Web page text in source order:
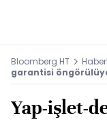
Bloomberg HT
garantisi
Yap-işlet-